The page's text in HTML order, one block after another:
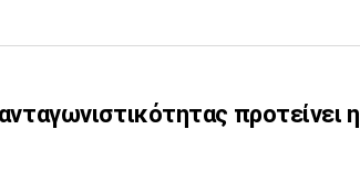
προτείνει η